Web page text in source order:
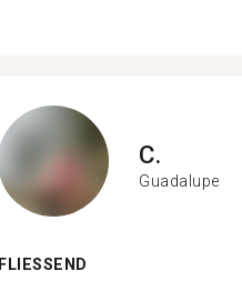
C.
Guadalupe
FLIESSEND